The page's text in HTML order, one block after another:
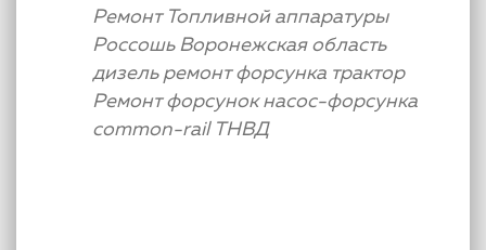
Ремонт Топливной аппаратуры
Россошь Воронежская область
дизель ремонт форсунка трактор
Ремонт форсунокнасос-форсунка
common-rail ТНВД